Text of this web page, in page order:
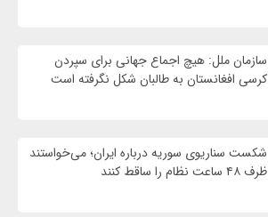
سازمان ملل: هیچ اجماع جهانی برای سپردن
کرسی افغانستان به طالبان شکل نگرفته است
شکست سناریوی سوریه درباره ایران؛ می‌خواستند
ظرف ۴۸ ساعت نظام را ساقط کنند